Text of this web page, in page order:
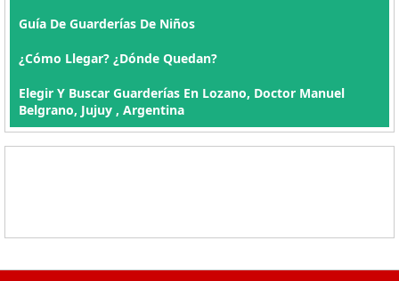
Guía De Guarderías De Niños
¿Cómo Llegar? ¿Dónde Quedan?
Elegir Y Buscar Guarderías En Lozano, Doctor Manuel
Belgrano, Jujuy , Argentina